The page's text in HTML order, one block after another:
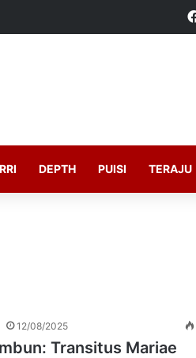
DEPTH PUISI TERAJU
12/08/2025
Transitus Mariae